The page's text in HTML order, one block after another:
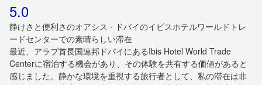
5.0
静けさと便利さのオアシス - ドバイのイビスホテルワールドトレ
ードセンターでの素晴らしい滞在
最近、アラブ首長国連邦ドバイにあるIbis Hotel World Trade
Centerに宿泊する機会があり、その体験を共有する価値があると
感じました。静かな環境を重視する旅行者として、私の滞在は非